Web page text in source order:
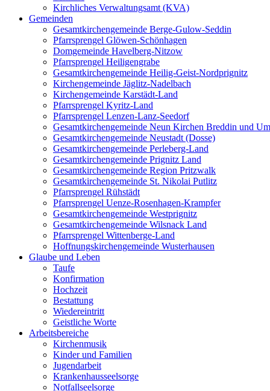
Kirchliches Verwaltungsamt (KVA)
Gemeinden
Gesamtkirchengemeinde Berge-Gulow-Seddin
Pfarrsprengel Glöwen-Schönhagen
Domgemeinde Havelberg-Nitzow
Pfarrsprengel Heiligengrabe
Gesamtkirchengemeinde Heilig-Geist-Nordprignitz
Kirchengemeinde Jäglitz-Nadelbach
Kirchengemeinde Karstädt-Land
Pfarrsprengel Kyritz-Land
Pfarrsprengel Lenzen-Lanz-Seedorf
Gesamtkirchengemeinde Neun Kirchen Breddin und
Gesamtkirchengemeinde Neustadt (Dosse)
Gesamtkirchengemeinde Perleberg-Land
Gesamtkirchengemeinde Prignitz Land
Gesamtkirchengemeinde Region Pritzwalk
Gesamtkirchengemeinde St. Nikolai Putlitz
Pfarrsprengel Rühstädt
Pfarrsprengel Uenze-Rosenhagen-Krampfer
Gesamtkirchengemeinde Westprignitz
Gesamtkirchengemeinde Wilsnack Land
Pfarrsprengel Wittenberge-Land
Hoffnungskirchengemeinde Wusterhausen
Glaube und Leben
Taufe
Konfirmation
Hochzeit
Bestattung
Wiedereintritt
Geistliche Worte
Arbeitsbereiche
Kirchenmusik
Kinder und Familien
Jugendarbeit
Krankenhausseelsorge
Notfallseelsorge